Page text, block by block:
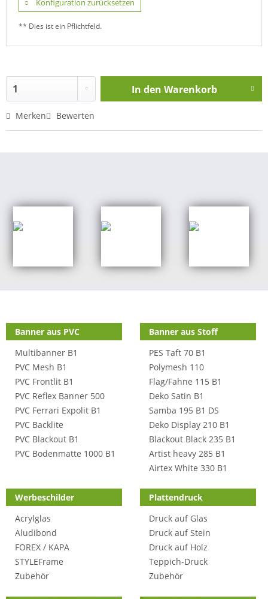
Konfiguration zurücksetzen
** Dies ist ein Pflichtfeld.
In den Warenkorb
Merken Bewerten
Banner aus PVC
Multibanner B1
PVC Mesh B1
PVC Frontlit B1
PVC Reflex Banner 500
PVC Ferrari Expolit B1
PVC Backlite
PVC Blackout B1
PVC Bodenmatte 1000 B1
Banner aus Stoff
PES Taft 70 B1
Polymesh 110
Flag/Fahne 115 B1
Deko Satin B1
Samba 195 B1 DS
Deko Display 210 B1
Blackout Black 235 B1
Artist heavy 285 B1
Airtex White 330 B1
Werbeschilder
Acrylglas
Aludibond
FOREX / KAPA
STYLEFrame
Zubehör
Plattendruck
Druck auf Glas
Druck auf Stein
Druck auf Holz
Teppich-Druck
Zubehör